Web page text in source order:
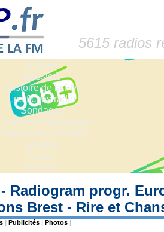
5615 radios
Accueil
Dossiers
Histoire de la FM
Les fiches radio
Sondages
fréquences
actuelles
Lexique
Liens
Contact
Radiogram progr.
Brest - Rire et
| Publicités | Photos |